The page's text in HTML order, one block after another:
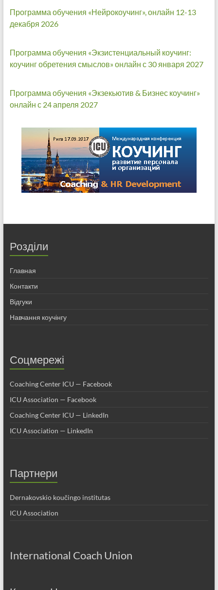
Программа обучения «Нейрокоучинг», онлайн 12-13
декабря 2026
Программа обучения «Экзистенциальный коучинг:
коучинг обретения смыслов» онлайн с 30 января 2027
Программа обучения «Экзекьютив & Бизнес коучинг»
онлайн с 24 апреля 2027
Розділи
Главная
Контакти
Відгуки
Навчання коучінгу
Соцмережі
Coaching Center ICU — Facebook
ICU Association — Facebook
Coaching Center ICU — LinkedIn
ICU Association — LinkedIn
Партнери
Dernakovskio koučingo institutas
ICU Association
International Coach Union